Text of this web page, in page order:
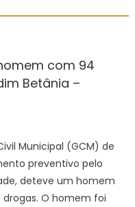
com 94
Betânia –
Municipal (GCM) de
preventivo pelo
deteve um homem
drogas. O homem foi